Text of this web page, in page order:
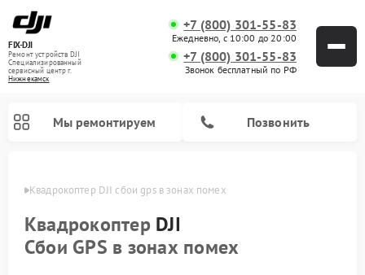
FIX-DJI
Ремонт устройств DJI
Специализированный
cервисный центр г.
Нижнекамск
+7 (800) 301-55-83
Ежедневно, с 10:00 до 20:00
+7 (800) 301-55-83
Звонок бесплатный по РФ
Мы ремонтируем Позвонить
Квадрокоптер DJI сбои gps в зонах помех
Квадрокоптер DJI
Сбои GPS в зонах помех